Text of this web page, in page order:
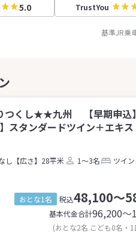
5.0 TrustYou
基準JR乗
りつくし★★九州 【早期申込
スタンダードツイン＋エキ
し 【広さ】28平米 1～3名 ツイン
おとな1名 税込48,100～
基本代金合計96,200〜
(おとな2名 こども0名・